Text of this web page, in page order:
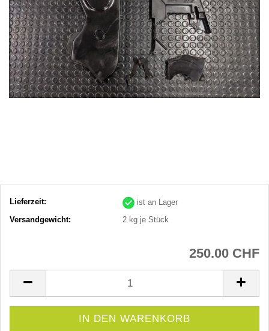
Lieferzeit:
ist an Lager
Versandgewicht:
2 kg je Stück
250.00 CHF